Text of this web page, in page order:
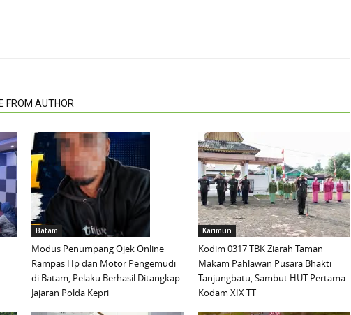
FROM AUTHOR
Batam
Modus Penumpang Ojek Online
Rampas Hp dan Motor Pengemudi
di Batam, Pelaku Berhasil Ditangkap
Jajaran Polda Kepri
Karimun
Kodim 0317 TBK Ziarah Taman
Makam Pahlawan Pusara Bhakti
Tanjungbatu, Sambut HUT Pertama
Kodam XIX TT